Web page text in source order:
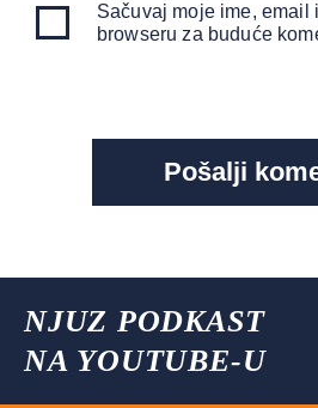
Sačuvaj moje ime, email
browseru za buduće
NJUZ PODKAST
NA YOUTUBE-U